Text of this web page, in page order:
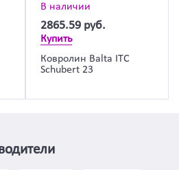
В наличии
2865.59 руб.
Купить
Ковролин Balta ITC
Schubert 23